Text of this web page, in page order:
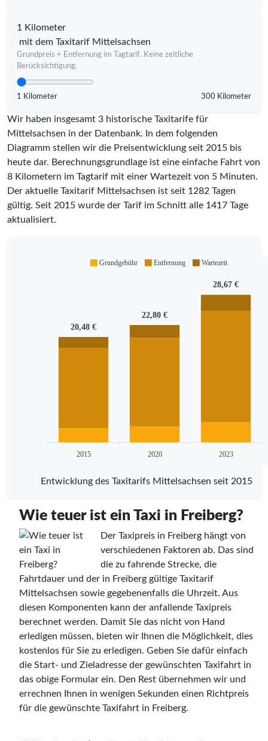
1 Kilometer
mit dem Taxitarif Mittelsachsen
Grundpreis + Entfernung im Tagtarif. Keine zeitliche
Berücksichtigung.
1 Kilometer 300 Kilometer
Wir haben insgesamt 3 historische Taxitarife für
Mittelsachsen in der Datenbank. In dem folgenden
Diagramm stellen wir die Preisentwicklung seit 2015 bis
heute dar. Berechnungsgrundlage ist eine einfache Fahrt von
8 Kilometern im Tagtarif mit einer Wartezeit von 5 Minuten.
Der aktuelle Taxitarif Mittelsachsen ist seit 1282 Tagen
gültig. Seit 2015 wurde der Tarif im Schnitt alle 1417 Tage
aktualisiert.
20,48 €
22,80 €
28,67 €
2015 2020 2023
Grundgebühr Entfernung Wartezeit
Entwicklung des Taxitarifs Mittelsachsen seit 2015
Wie teuer ist ein Taxi in Freiberg?
Der Taxipreis in Freiberg hängt von
verschiedenen Faktoren ab. Das sind
die zu fahrende Strecke, die
Fahrtdauer und der in Freiberg gültige Taxitarif
Mittelsachsen sowie gegebenenfalls die Uhrzeit. Aus
diesen Komponenten kann der anfallende Taxipreis
berechnet werden. Damit Sie das nicht von Hand
erledigen müssen, bieten wir Ihnen die Möglichkeit, dies
kostenlos für Sie zu erledigen. Geben Sie dafür einfach
die Start- und Zieladresse der gewünschten Taxifahrt in
das obige Formular ein. Den Rest übernehmen wir und
errechnen Ihnen in wenigen Sekunden einen Richtpreis
für die gewünschte Taxifahrt in Freiberg.